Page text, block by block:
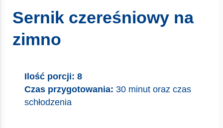
Sernik czereśniowy na
zimno
Ilość porcji: 8
Czas przygotowania: 30 minut oraz czas
schłodzenia